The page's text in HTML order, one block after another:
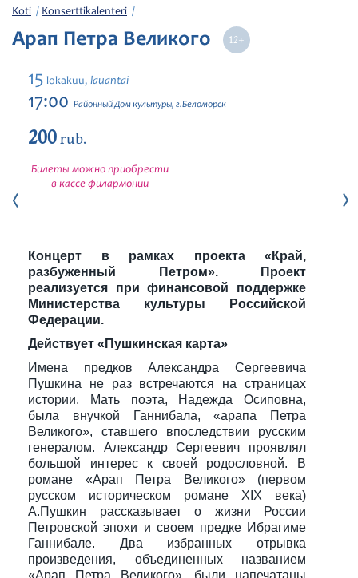
Filharmonia
Konserttikalenteri
Festivaalit
Koti Konserttikalenteri
Арап Петра Великого
15 lokakuu, lauantai
17:00 Районный Дом культуры, г.Беломорск
200rub.
Билеты можно приобрести
в кассе филармонии
Концерт в рамках проекта «Край,
разбуженный Петром». Проект
реализуется при финансовой поддержке
Министерства культуры Российской
Федерации.
Действует «Пушкинская карта»
Имена предков Александра Сергеевича
Пушкина не раз встречаются на страницах
истории. Мать поэта, Надежда Осиповна,
была внучкой Ганнибала, «арапа Петра
Великого», ставшего впоследствии русским
генералом. Александр Сергеевич проявлял
большой интерес к своей родословной. В
романе «Арап Петра Великого» (первом
русском историческом романе XIX века)
А.Пушкин рассказывает о жизни России
Петровской эпохи и своем предке Ибрагиме
Ганнибале. Два избранных отрывка
произведения, объединенных названием
«Арап Петра Великого», были напечатаны